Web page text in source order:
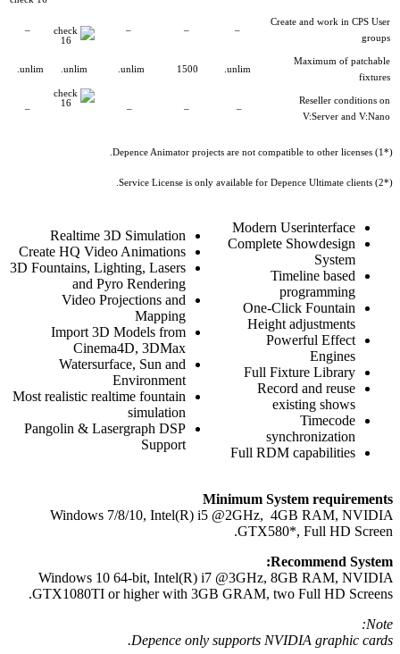
Create and work in CPS User
groups
–
–
–
–
Maximum of patchable
fixtures
1500
unlim.
unlim.
unlim.
Reseller conditions on
V:Server and V:Nano
–
–
–
–
(*1) Depence Animator projects are not compatible to other licenses.
(*2) Service License is only available for Depence Ultimate clients.
Modern Userinterface
Complete Showdesign
System
Timeline based
programming
One-Click Fountain
Height adjustments
Powerful Effect
Engines
Full Fixture Library
Record and reuse
existing shows
Timecode
synchronization
Full RDM capabilities
Realtime 3D Simulation
Create HQ Video Animations
3D Fountains, Lighting, Lasers
and Pyro Rendering
Video Projections and
Mapping
Import 3D Models from
Cinema4D, 3DMax
Watersurface, Sun and
Environment
Most realistic realtime fountain
simulation
Pangolin & Lasergraph DSP
Support
Minimum System requirements
Windows 7/8/10, Intel(R) i5 @2GHz, 4GB RAM, NVIDIA
GTX580*, Full HD Screen.
Recommend System:
Windows 10 64-bit, Intel(R) i7 @3GHz, 8GB RAM, NVIDIA
GTX1080TI or higher with 3GB GRAM, two Full HD Screens.
Note:
Depence only supports NVIDIA graphic cards.